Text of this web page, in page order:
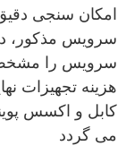
امکان سنجی
سرویس مذکور،
سرویس را مشخص
هزینه تجهیزات
کابل و اکسس
می گردد